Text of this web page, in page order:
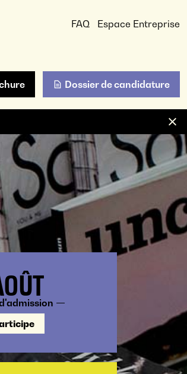
FAQ Espace Entreprise
Dossier de candidature